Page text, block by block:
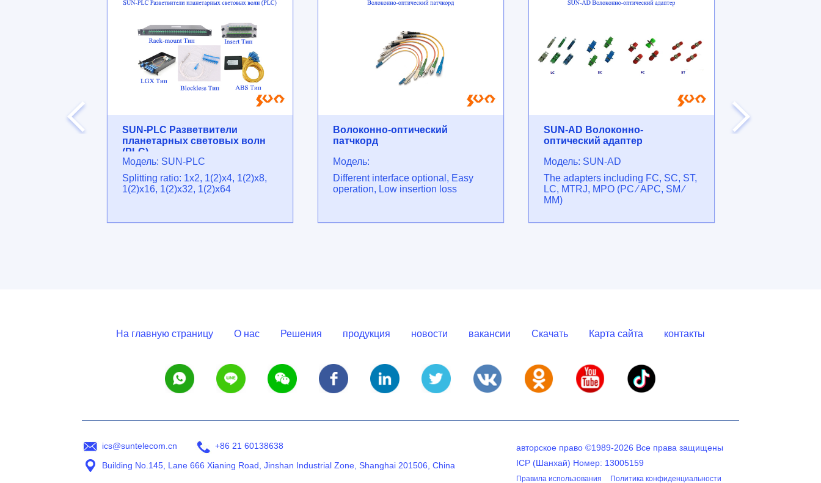
SUN-PLC Разветвители
планетарных световых волн
(PLC)
Модель: SUN-PLC
Splitting ratio: 1x2, 1(2)x4, 1(2)x8,
1(2)x16, 1(2)x32, 1(2)x64
Волоконно-оптический
патчкорд
Модель:
Different interface optional, Easy
operation, Low insertion loss
SUN-AD Волоконно-
оптический адаптер
Модель: SUN-AD
The adapters including FC, SC, ST,
LC, MTRJ, MPO (PC ⁄ APC, SM ⁄
MM)
На главную страницу О нас Решения продукция новости вакансии Скачать Карта сайта контакты
ics@suntelecom.cn
+86 21 60138638
Building No.145, Lane 666 Xianing Road, Jinshan Industrial Zone, Shanghai 201506, China
авторское право ©1989-2026 Все права защищены
ICP (Шанхай) Номер: 13005159
Правила использования Политика конфиденциальности